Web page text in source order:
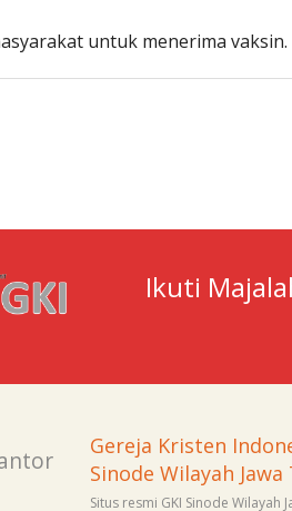
untuk menerima vaksin.
Ikuti
Gereja Kristen
Sinode Wilayah Jawa
Situs resmi GKI Sinode Wilayah